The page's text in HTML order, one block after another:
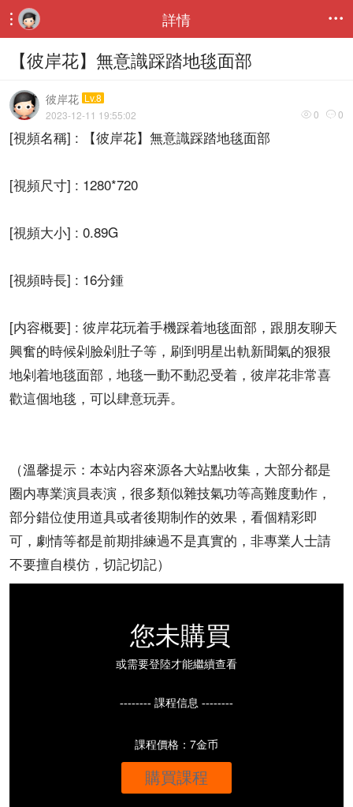
 詳情 
【彼岸花】無意識踩踏地毯面部
彼岸花 Lv.8
 0  0
2023-12-11 19:55:02
[視頻名稱] : 【彼岸花】無意識踩踏地毯面部
[視頻尺寸] : 1280*720
[視頻大小] : 0.89G
[視頻時長] : 16分鍾
[内容概要] : 彼岸花玩着手機踩着地毯面部，跟朋友聊天
興奮的時候剁臉剁肚子等，刷到明星出軌新聞氣的狠狠
地剁着地毯面部，地毯一動不動忍受着，彼岸花非常喜
歡這個地毯，可以肆意玩弄。
（溫馨提示：本站内容來源各大站點收集，大部分都是
圈内專業演員表演，很多類似雜技氣功等高難度動作，
部分錯位使用道具或者後期制作的效果，看個精彩即
可，劇情等都是前期排練過不是真實的，非專業人士請
不要擅自模仿，切記切記）
您未購買
或需要登陸才能繼續查看
-------- 課程信息 --------
課程價格：7金币
購買課程